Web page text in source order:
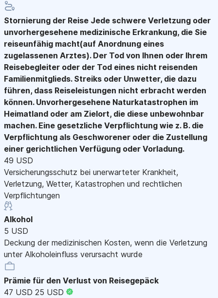
Stornierung der Reise Jede schwere Verletzung oder
unvorhergesehene medizinische Erkrankung, die Sie
reiseunfähig macht(auf Anordnung eines
zugelassenen Arztes). Der Tod von Ihnen oder Ihrem
Reisebegleiter oder der Tod eines nicht reisenden
Familienmitglieds. Streiks oder Unwetter, die dazu
führen, dass Reiseleistungen nicht erbracht werden
können. Unvorhergesehene Naturkatastrophen im
Heimatland oder am Zielort, die diese unbewohnbar
machen. Eine gesetzliche Verpflichtung wie z. B. die
Verpflichtung als Geschworener oder die Zustellung
einer gerichtlichen Verfügung oder Vorladung.
49 USD
Versicherungsschutz bei unerwarteter Krankheit,
Verletzung, Wetter, Katastrophen und rechtlichen
Verpflichtungen
Alkohol
5 USD
Deckung der medizinischen Kosten, wenn die Verletzung
unter Alkoholeinfluss verursacht wurde
Prämie für den Verlust von Reisegepäck
47 USD 25 USD